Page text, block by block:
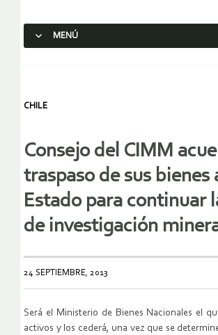
MENÚ
CHILE
Consejo del CIMM
traspaso de sus bienes
Estado para continuar
de investigación
24 SEPTIEMBRE, 2013
Será el Ministerio de Bienes Nacionales el
activos y los cederá, una vez que se